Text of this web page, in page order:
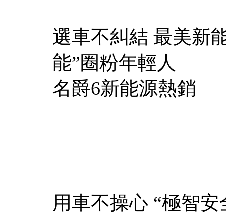
選車不糾結 最美新
能”圈粉年輕人
名爵6新能源熱銷
用車不操心 “極智